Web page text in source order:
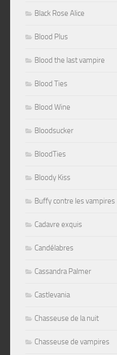
Black Rose Alice
Blood Plus
Blood the last vampire
Blood Ties
Blood Wine
Bloodsucker
BloodTies
Bloody Kiss
Buffy contre les vampires
Cadavre exquis
Candélabres
Cassandra Palmer
Castlevania
Chasseuse de la nuit
Chasseuse de vampires